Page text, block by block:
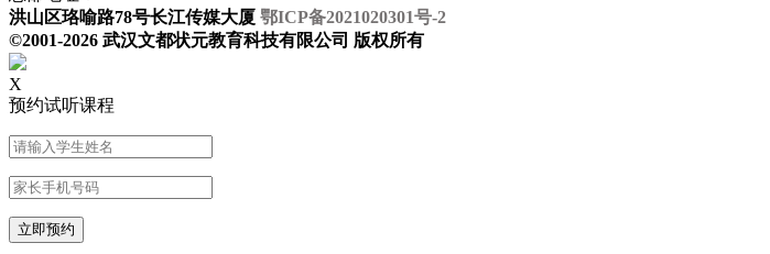
洪山区珞喻路78号长江传媒大厦 鄂ICP备2021020301号-2
©2001-2026 武汉文都状元教育科技有限公司 版权所有
X
预约试听课程